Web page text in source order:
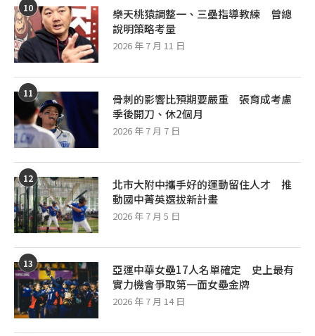
10
樂天桃猿調整一、三壘指導教練 曾總
說明策略考量
2026 年 7 月 11 日
11
骨刺的影響比預期要嚴重 張育成考慮
季後開刀、休2個月
2026 年 7 月 7 日
12
北市大附中攜手好的運動留住人才 推
動國中菁英選拔新計畫
2026 年 7 月 5 日
13
亞運中華女壘17人名單確定 史上最有
實力機會爭取第一面女壘金牌
2026 年 7 月 14 日